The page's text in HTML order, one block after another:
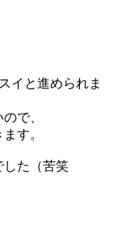
イと進められま
で、
す。
した（苦笑